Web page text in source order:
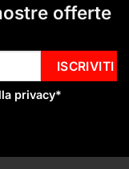
offerte
privacy*